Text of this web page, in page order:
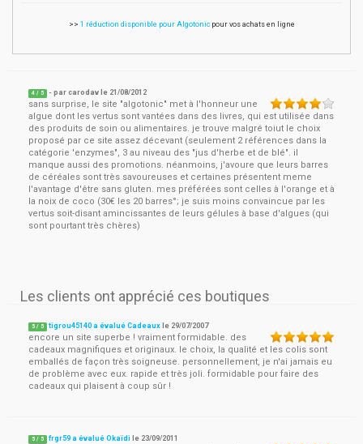
>> 1 réduction disponible pour Algotonicpour vos achats en ligne
4 / 5 - parcarodav le 21/08/2012
sans surprise, le site "algotonic" met à l'honneur une
algue dont les vertus sont vantées dans des livres, qui est utilisée dans
des produits de soin ou alimentaires. je trouve malgré toiut le choix
proposé par ce site assez décevant (seulement 2 références dans la
catégorie 'enzymes", 3 au niveau des "jus d'herbe et de blé". il
manque aussi des promotions. néanmoins, j'avoure que leurs barres
de céréales sont très savoureuses et certaines présentent meme
l'avantage d'être sans gluten. mes préférées sont celles à l'orange et à
la noix de coco (30€ les 20 barres°; je suis moins convaincue par les
vertus soit-disant amincissantes de leurs gélules à base d'algues (qui
sont pourtant très chères)
Les clients ont apprécié ces boutiques
5 / 5 tigrou45140 a évalué Cadeaux le 29/07/2007
encore un site superbe ! vraiment formidable. des
cadeaux magnifiques et originaux. le choix, la qualité et les colis sont
emballés de façon très soigneuse. personnellement, je n'ai jamais eu
de problème avec eux. rapide et très joli. formidable pour faire des
cadeaux qui plaisent à coup sûr !
5 / 5 frgr59 a évalué Okaïdi le 23/09/2011